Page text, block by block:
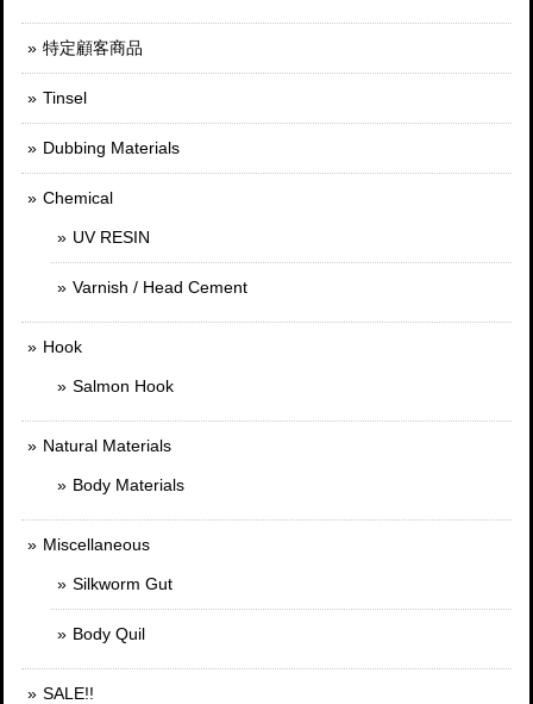
特定顧客商品
Tinsel
Dubbing Materials
Chemical
UV RESIN
Varnish / Head Cement
Hook
Salmon Hook
Natural Materials
Body Materials
Miscellaneous
Silkworm Gut
Body Quil
SALE!!